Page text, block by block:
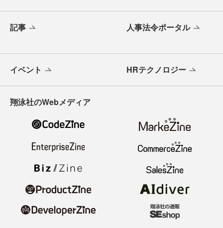
記事 人事法令ポータル
イベント HRテクノロジー
翔泳社のWebメディア